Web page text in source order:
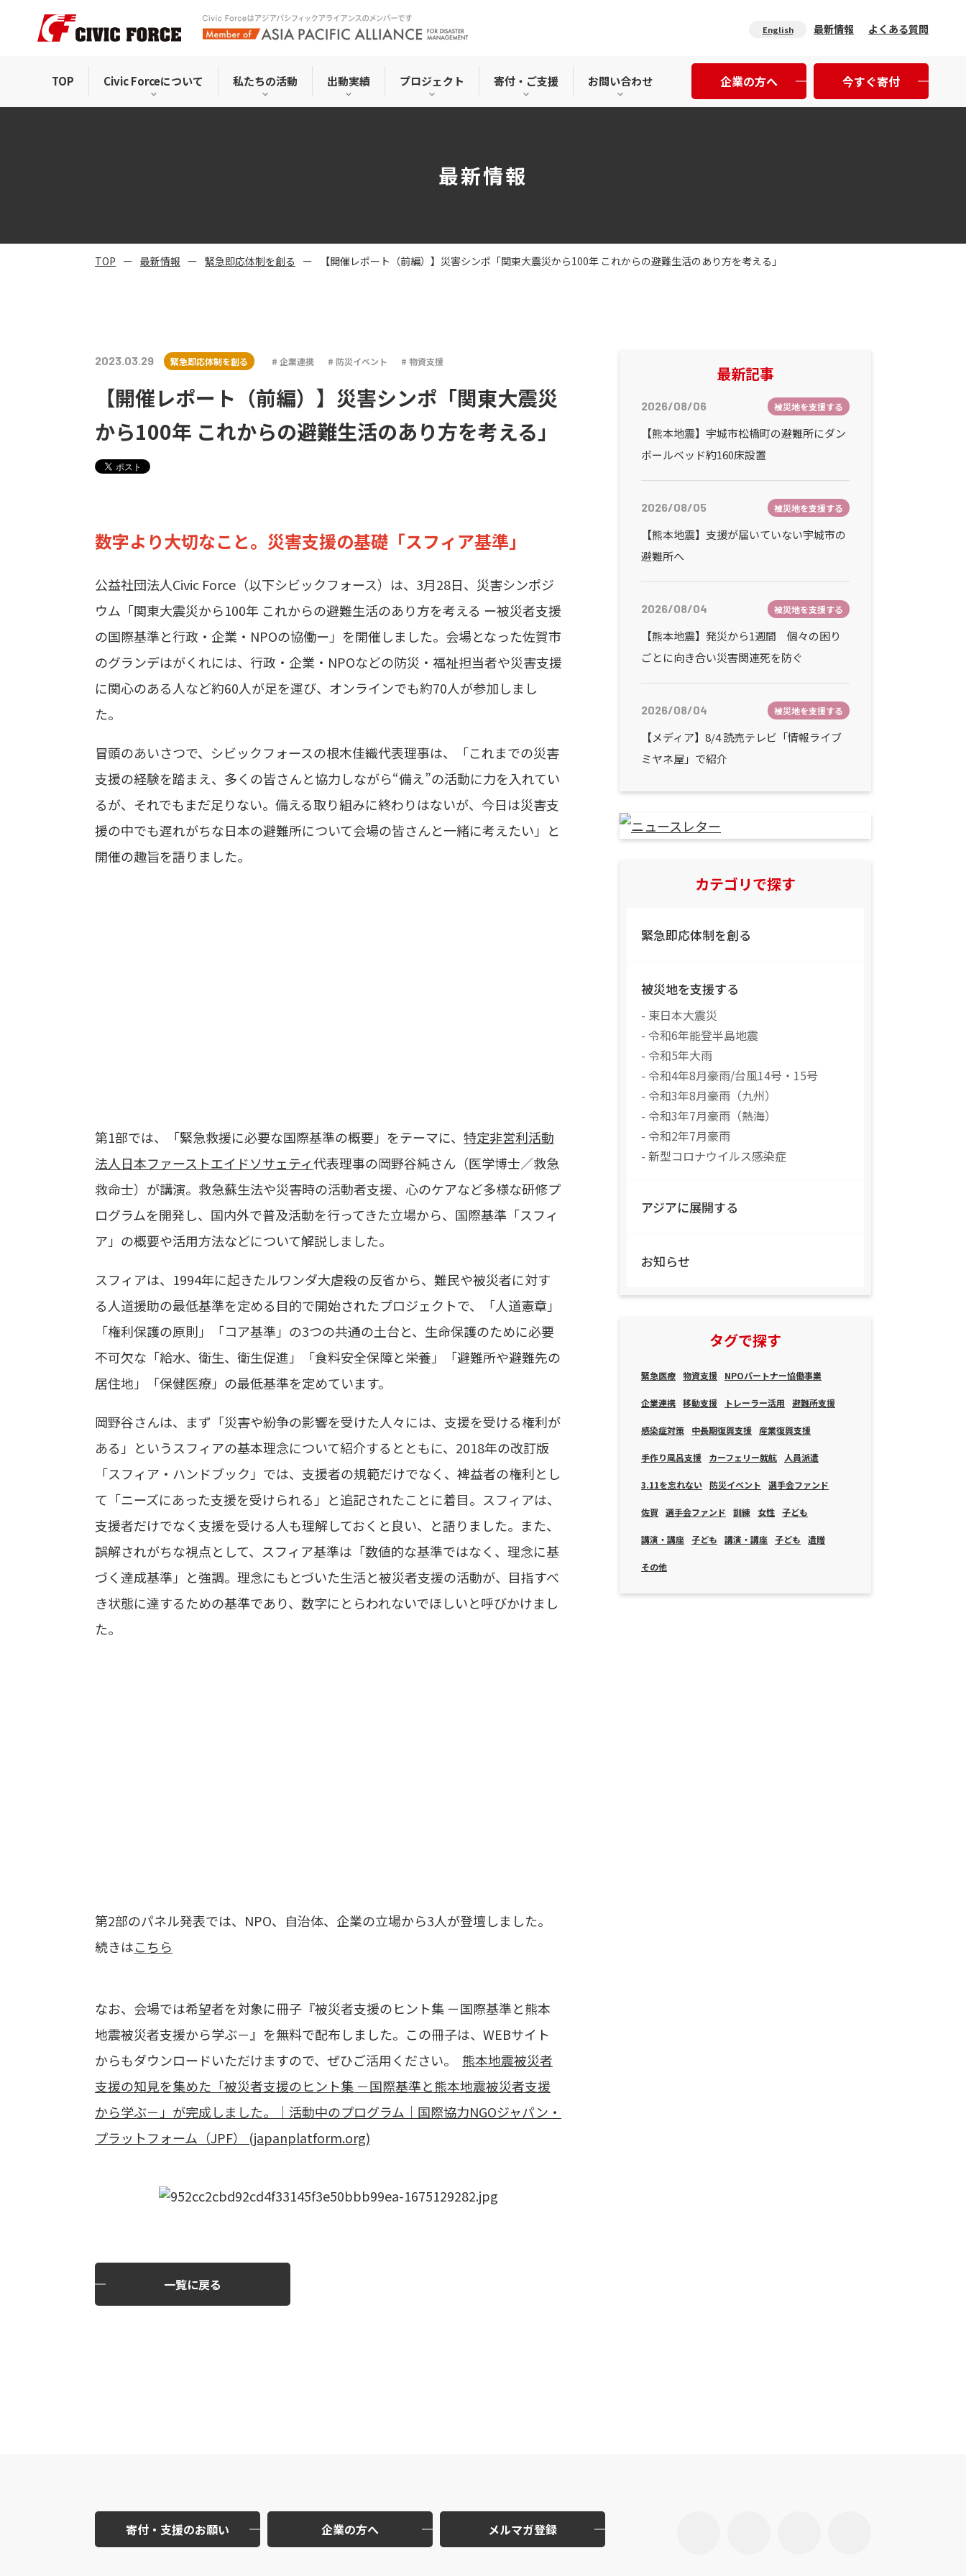
最新情報 よくある質問
English
TOP Civic Forceについて 私たちの活動 出動実績 プロジェクト 寄付・ご支援 お問い合わせ 企業の方へ 今すぐ寄付
最新情報
TOP 最新情報 緊急即応体制を創る 【開催レポート（前編）】災害シンポ「関東大震災から100年 これからの避難生活のあり方を考える」
2023.03.29 緊急即応体制を創る 企業連携 防災イベント 物資支援
【開催レポート（前編）】災害シンポ「関東大震災
から100年 これからの避難生活のあり方を考える」
数字より大切なこと。災害支援の基礎「スフィア基準」
公益社団法人Civic Force（以下シビックフォース）は、3月28日、災害シンポジ
ウム「関東大震災から100年 これからの避難生活のあり方を考える ー被災者支援
の国際基準と行政・企業・NPOの協働ー」を開催しました。会場となった佐賀市
のグランデはがくれには、行政・企業・NPOなどの防災・福祉担当者や災害支援
に関心のある人など約60人が足を運び、オンラインでも約70人が参加しまし
た。
冒頭のあいさつで、シビックフォースの根木佳織代表理事は、「これまでの災害
支援の経験を踏まえ、多くの皆さんと協力しながら“備え”の活動に力を入れてい
るが、それでもまだ足りない。備える取り組みに終わりはないが、今日は災害支
援の中でも遅れがちな日本の避難所について会場の皆さんと一緒に考えたい」と
開催の趣旨を語りました。
第1部では、「緊急救援に必要な国際基準の概要」をテーマに、 特定非営利活動
法人日本ファーストエイドソサェティ代表理事の岡野谷純さん（医学博士／救急
救命士）が講演。救急蘇生法や災害時の活動者支援、心のケアなど多様な研修プ
ログラムを開発し、国内外で普及活動を行ってきた立場から、国際基準「スフィ
ア」の概要や活用方法などについて解説しました。
スフィアは、1994年に起きたルワンダ大虐殺の反省から、難民や被災者に対す
る人道援助の最低基準を定める目的で開始されたプロジェクトで、「人道憲章」
「権利保護の原則」「コア基準」の3つの共通の土台と、生命保護のために必要
不可欠な「給水、衛生、衛生促進」「食料安全保障と栄養」「避難所や避難先の
居住地」「保健医療」の最低基準を定めています。
岡野谷さんは、まず「災害や紛争の影響を受けた人々には、支援を受ける権利が
ある」というスフィアの基本理念について紹介するとともに、2018年の改訂版
「スフィア・ハンドブック」では、支援者の規範だけでなく、裨益者の権利とし
て「ニーズにあった支援を受けられる」と追記されたことに着目。スフィアは、
支援者だけでなく支援を受ける人も理解しておくと良い、と語りました。また、
誤解されがちな視点として、スフィア基準は「数値的な基準ではなく、理念に基
づく達成基準」と強調。理念にもとづいた生活と被災者支援の活動が、目指すべ
き状態に達するための基準であり、数字にとらわれないでほしいと呼びかけまし
た。
第2部のパネル発表では、NPO、自治体、企業の立場から3人が登壇しました。
続きはこちら
なお、会場では希望者を対象に冊子『被災者支援のヒント集 －国際基準と熊本
地震被災者支援から学ぶ－』を無料で配布しました。この冊子は、WEBサイト
からもダウンロードいただけますので、ぜひご活用ください。 熊本地震被災者
支援の知見を集めた「被災者支援のヒント集 －国際基準と熊本地震被災者支援
から学ぶ－」が完成しました。｜活動中のプログラム｜国際協力NGOジャパン・
プラットフォーム（JPF） (japanplatform.org)
一覧に戻る
最新記事
2026/08/06 被災地を支援する
【熊本地震】宇城市松橋町の避難所にダン
ボールベッド約160床設置
2026/08/05 被災地を支援する
【熊本地震】支援が届いていない宇城市の
避難所へ
2026/08/04 被災地を支援する
【熊本地震】発災から1週間 個々の困り
ごとに向き合い災害関連死を防ぐ
2026/08/04 被災地を支援する
【メディア】8/4 読売テレビ「情報ライブ
ミヤネ屋」で紹介
カテゴリで探す
緊急即応体制を創る
被災地を支援する
- 東日本大震災
- 令和6年能登半島地震
- 令和5年大雨
- 令和4年8月豪雨/台風14号・15号
- 令和3年8月豪雨（九州）
- 令和3年7月豪雨（熱海）
- 令和2年7月豪雨
- 新型コロナウイルス感染症
アジアに展開する
お知らせ
タグで探す
緊急医療 物資支援 NPOパートナー協働事業
企業連携 移動支援 トレーラー活用 避難所支援
感染症対策 中長期復興支援 産業復興支援
手作り風呂支援 カーフェリー就航 人員派遣
3.11を忘れない 防災イベント 選手会ファンド
佐賀 選手会ファンド 訓練 女性 子ども
講演・講座 子ども 講演・講座 子ども 遺贈
その他
寄付・支援のお願い 企業の方へ メルマガ登録